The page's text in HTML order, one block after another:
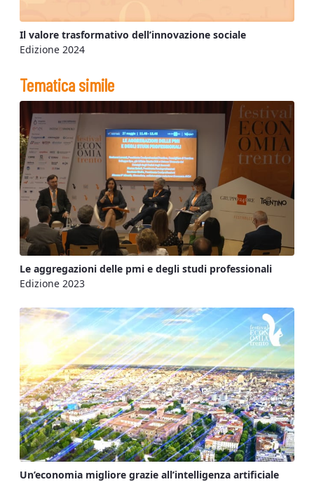
Il valore trasformativo dell’innovazione sociale
Edizione 2024
Tematica simile
Le aggregazioni delle pmi e degli studi professionali
Edizione 2023
Un’economia migliore grazie all’intelligenza artificiale